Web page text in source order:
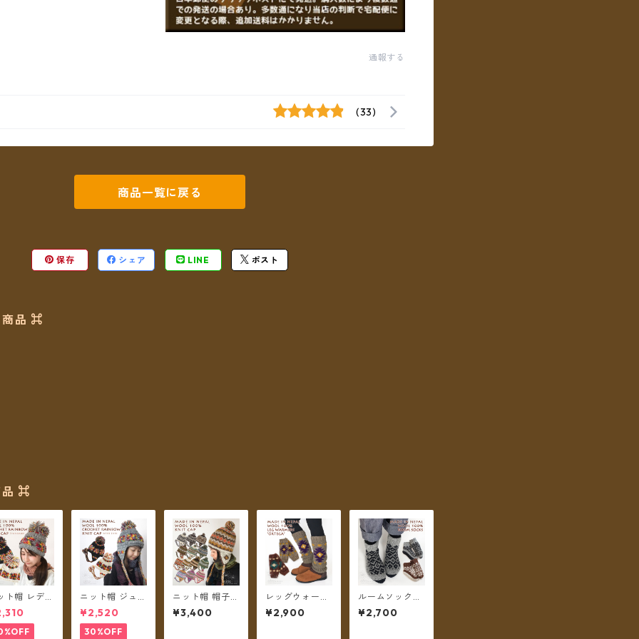
通報する
(33)
商品一覧に戻る
保存 シェア LINE ポスト
商品 ⌘
品 ⌘
ト帽 レディ
ジュニア
ルズ クロシ
トレインボ
ニット帽 ジュニ
ア ガールズ キ
ッズ レディース
S クロシェット
¥2,520
30%OFF
ニット帽 帽子
耳あて 耳つき
ボンボン ネパー
¥3,400
レッグウォーマ
ー ネパールウー
ル フリース裏地
¥2,900
ルームソックス
靴下 ネパールウ
ール フリース裏
¥2,700